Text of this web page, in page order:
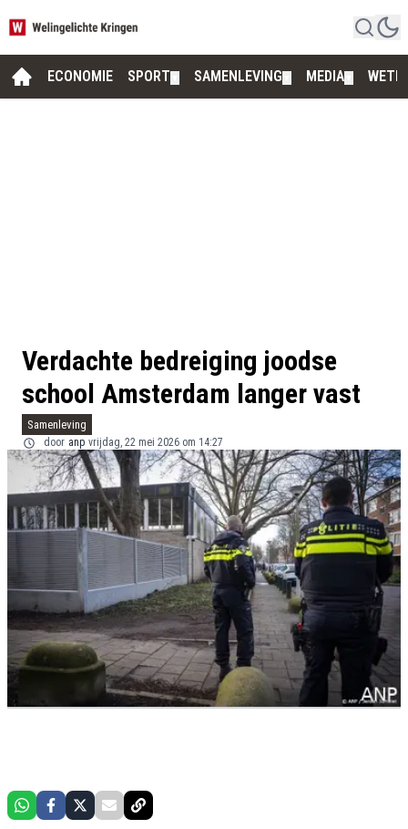
ECONOMIE SPORT SAMENLEVING MEDIA
Verdachte bedreiging joodse
school Amsterdam langer vast
Samenleving
door anp vrijdag, 22 mei 2026 om 14:27